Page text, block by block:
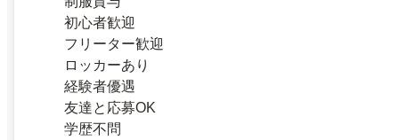
初心者歓迎
フリーター歓迎
ロッカーあり
経験者優遇
友達と応募OK
学歴不問